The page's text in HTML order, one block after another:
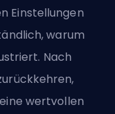
Einstellungen
warum
Nach
wertvollen